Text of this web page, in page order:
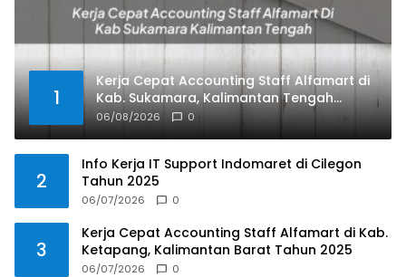
1
Kerja Cepat Accounting Staff Alfamart di
Kab. Sukamara, Kalimantan Tengah
Tahun 2025
06/08/2026 0
2
Info Kerja IT Support Indomaret di Cilegon
Tahun 2025
06/07/2026 0
3
Kerja Cepat Accounting Staff Alfamart di Kab.
Ketapang, Kalimantan Barat Tahun 2025
06/07/2026 0